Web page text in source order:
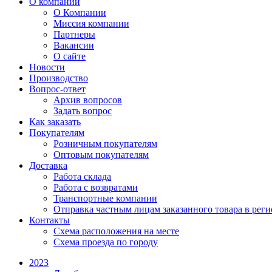
О Компании
Миссия компании
Партнеры
Вакансии
О сайте
Новости
Производство
Вопрос-ответ
Архив вопросов
Задать вопрос
Как заказать
Покупателям
Розничным покупателям
Оптовым покупателям
Доставка
Работа склада
Работа с возвратами
Транспортные компании
Отправка частным лицам заказанного товара в
Контакты
Схема расположения на месте
Схема проезда по городу
2023